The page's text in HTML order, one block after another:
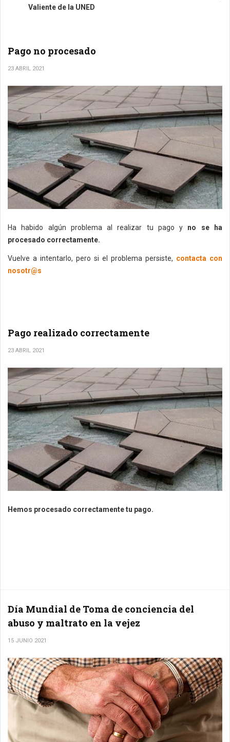
Valiente de la UNED
Pago no procesado
23 ABRIL 2021
Ha habido algún problema al realizar tu pago y no se ha
procesado correctamente.
Vuelve a intentarlo, pero si el problema persiste, contacta con
nosotr@s
Pago realizado correctamente
23 ABRIL 2021
Hemos procesado correctamente tu pago.
Día Mundial de Toma de conciencia del
abuso y maltrato en la vejez
15 JUNIO 2021